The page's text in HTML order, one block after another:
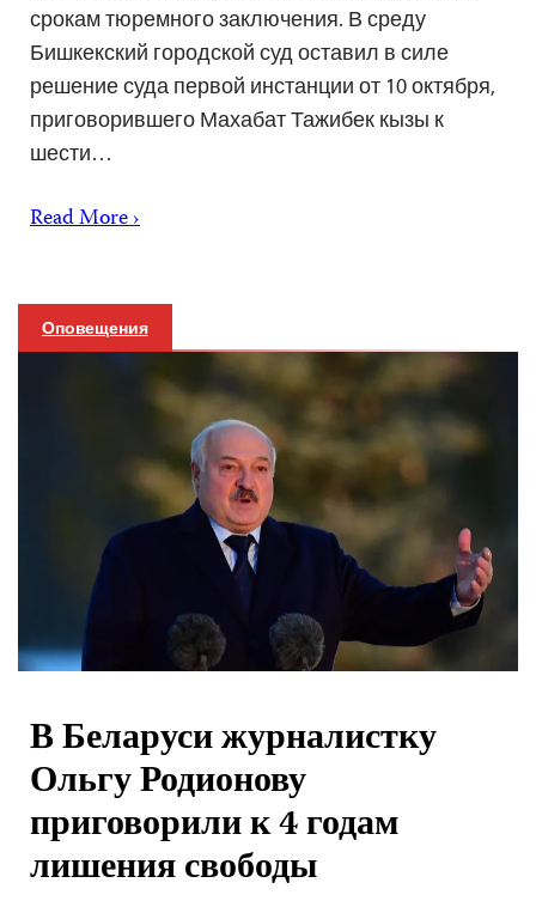
срокам тюремного заключения. В среду
Бишкекский городской суд оставил в силе
решение суда первой инстанции от 10 октября,
приговорившего Махабат Тажибек кызы к
шести…
Read More ›
Оповещения
В Беларуси журналистку
Ольгу Родионову
приговорили к 4 годам
лишения свободы